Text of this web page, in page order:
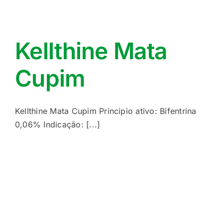
Kellthine Mata
Cupim
Kellthine Mata Cupim Princípio ativo: Bifentrina
0,06% Indicação: [...]